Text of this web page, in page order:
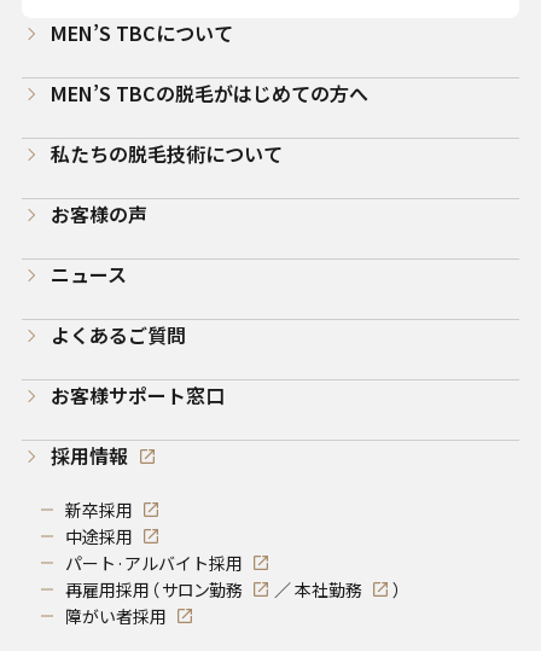
MEN’S TBCについて
MEN’S TBCの脱毛がはじめての方へ
私たちの脱毛技術について
お客様の声
ニュース
よくあるご質問
お客様サポート窓口
採用情報
新卒採用
中途採用
パート·アルバイト採用
再雇用採用（ サロン勤務 ／本社勤務
）
障がい者採用